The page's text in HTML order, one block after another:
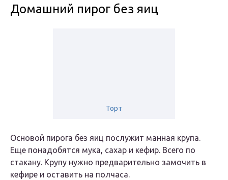
Домашний пирог без яиц
Торт
Основой пирога без яиц послужит манная крупа.
Еще понадобятся мука, сахар и кефир. Всего по
стакану. Крупу нужно предварительно замочить в
кефире и оставить на полчаса.